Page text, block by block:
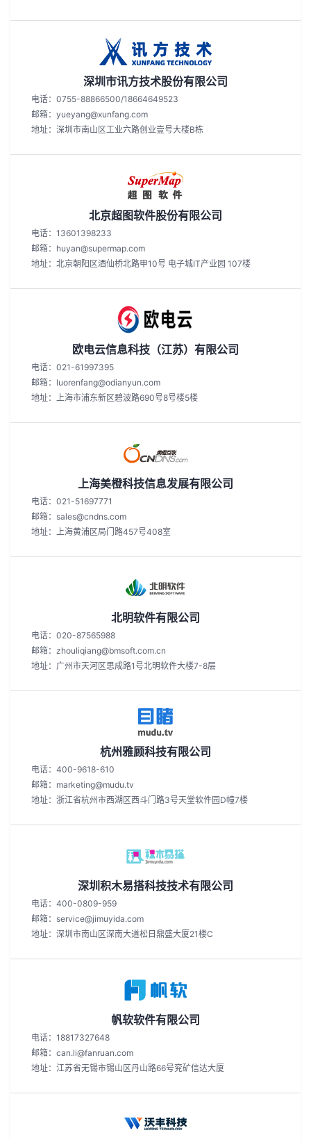
深圳市讯方技术股份有限公司
电话：0755-88866500/18664649523
邮箱：yueyang@xunfang.com
地址：深圳市南山区工业六路创业壹号大楼B栋
北京超图软件股份有限公司
电话：13601398233
邮箱：huyan@supermap.com
地址：北京朝阳区酒仙桥北路甲10号 电子城IT产业园 107楼
欧电云信息科技（江苏）有限公司
电话：021-61997395
邮箱：luorenfang@odianyun.com
地址：上海市浦东新区碧波路690号8号楼5楼
上海美橙科技信息发展有限公司
电话：021-51697771
邮箱：sales@cndns.com
地址：上海黄浦区局门路457号408室
北明软件有限公司
电话：020-87565988
邮箱：zhouliqiang@bmsoft.com.cn
地址：广州市天河区思成路1号北明软件大楼7-8层
杭州雅顾科技有限公司
电话：400-9618-610
邮箱：marketing@mudu.tv
地址：浙江省杭州市西湖区西斗门路3号天堂软件园D幢7楼
深圳积木易搭科技技术有限公司
电话：400-0809-959
邮箱：service@jimuyida.com
地址：深圳市南山区深南大道松日鼎盛大厦21楼C
帆软软件有限公司
电话：18817327648
邮箱：can.li@fanruan.com
地址：江苏省无锡市锡山区丹山路66号兖矿信达大厦